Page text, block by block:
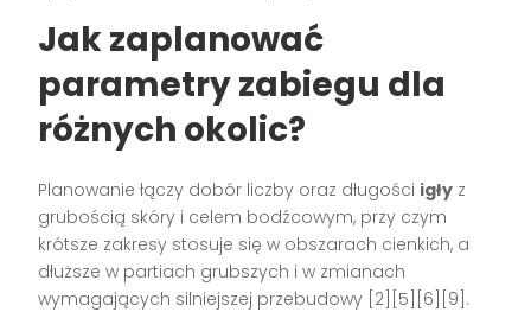
Jak zaplanować
parametry zabiegu dla
różnych okolic?
Planowanie łączy dobór liczby oraz długości igły z
grubością skóry i celem bodźcowym, przy czym
krótsze zakresy stosuje się w obszarach cienkich, a
dłuższe w partiach grubszych i w zmianach
wymagających silniejszej przebudowy [2][5][6][9].